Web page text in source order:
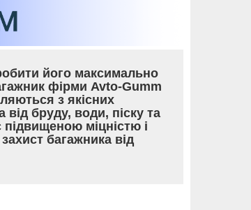
його максимально
фірми Avto-Gumm
з якісних
від бруду, води, піску та
міцністю і
багажника від